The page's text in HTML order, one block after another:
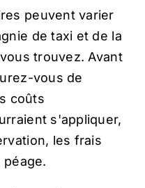
peuvent varier
de taxi et de la
trouvez. Avant
vous de
coûts
s'appliquer,
les frais